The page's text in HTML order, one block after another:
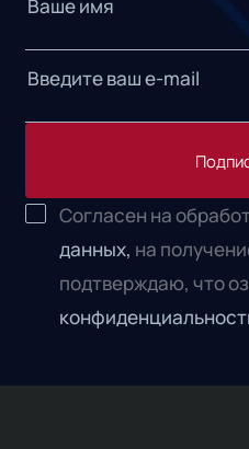
Согласен на
данных, на
подтверждаю, что